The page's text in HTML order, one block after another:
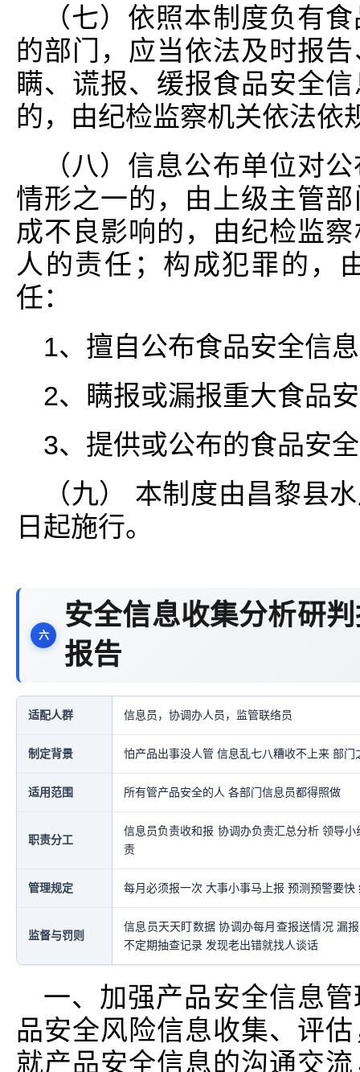
（七）依照本制度负有
的部门，应当依法及时报
瞒、谎报、缓报食品安全
的，由纪检监察机关依法依
（八）信息公布单位对
情形之一的，由上级主管
成不良影响的，由纪检监
人的责任；构成犯罪的，
任：
1、擅自公布食品安全信
2、瞒报或漏报重大食品
3、提供或公布的食品安
（九） 本制度由昌黎县
日起施行。
安全信息收集分析研
报告
适配人群 信息员，协调办人员，监管联络员
制定背景 怕产品出事没人管 信息乱七八糟收不上来 部
适用范围 所有管产品安全的人 各部门信息员都得照做
职责分工
信息员负责收和报 协调办负责汇总分析 领导
责
管理规定 每月必须报一次 大事小事马上报 预测预警要
监督与罚则
信息员天天盯数据 协调办每月查报送情况 漏
不定期抽查记录 发现老出错就找人谈话
一、加强产品安全信息
品安全风险信息收集、评
就产品安全信息的沟通交